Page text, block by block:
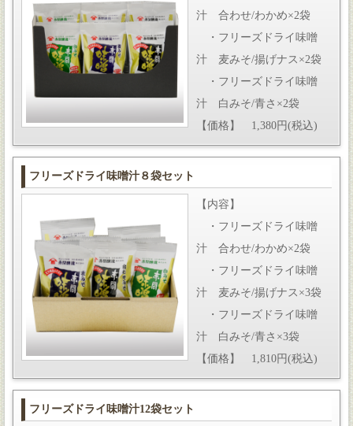
汁 合わせ/わかめ×2袋
・フリーズドライ味噌
汁 麦みそ/揚げナス×2袋
・フリーズドライ味噌
汁 白みそ/青さ×2袋
【価格】 1,380円(税込)
フリーズドライ味噌汁８袋セット
【内容】
・フリーズドライ味噌
汁 合わせ/わかめ×2袋
・フリーズドライ味噌
汁 麦みそ/揚げナス×3袋
・フリーズドライ味噌
汁 白みそ/青さ×3袋
【価格】 1,810円(税込)
フリーズドライ味噌汁12袋セット